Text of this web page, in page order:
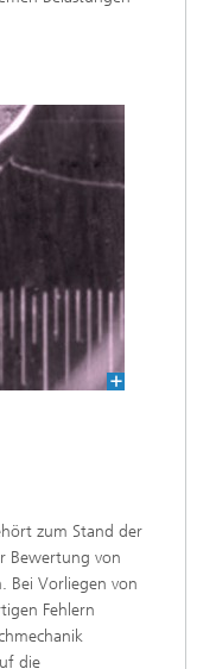
zum Stand der
Bewertung von
Bei Vorliegen von
Fehlern
die